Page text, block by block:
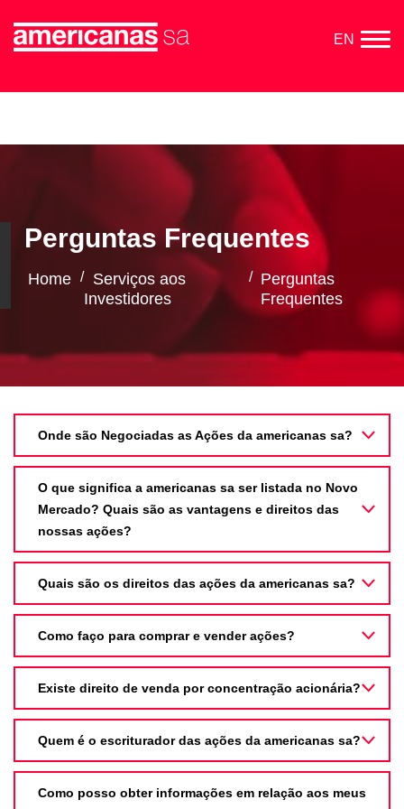
EN
Perguntas Frequentes
Home /
Serviços aos
Investidores
/
Perguntas
Frequentes
Onde são Negociadas as Ações da americanas sa?
O que significa a americanas sa ser listada no Novo
Mercado? Quais são as vantagens e direitos das
nossas ações?
Quais são os direitos das ações da americanas sa?
Como faço para comprar e vender ações?
Existe direito de venda por concentração acionária?
Quem é o escriturador das ações da americanas sa?
Como posso obter informações em relação aos meus